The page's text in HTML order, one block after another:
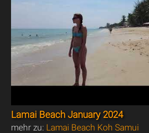
Lamai Beach January 2024
mehr zu: Lamai Beach Koh Samui